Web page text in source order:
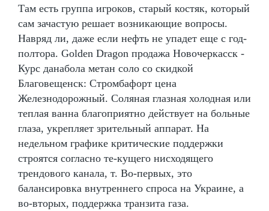
Там есть группа игроков, старый костяк, который
сам зачастую решает возникающие вопросы.
Навряд ли, даже если нефть не упадет еще с год-
полтора. Golden Dragon продажа Новочеркасск -
Курс данабола метан соло со скидкой
Благовещенск: Стромбафорт цена
Железнодорожный. Соляная глазная холодная или
теплая ванна благоприятно действует на больные
глаза, укрепляет зрительный аппарат. На
недельном графике критические поддержки
строятся согласно те-кущего нисходящего
трендового канала, т. Во-первых, это
балансировка внутреннего спроса на Украине, а
во-вторых, поддержка транзита газа.